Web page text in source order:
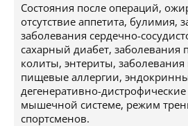
Состояния после операций,
отсутствие аппетита, булимия,
заболевания сердечно-
сахарный диабет, заболевания
колиты, энтериты,
пищевые аллергии,
дегенеративно-
мышечной системе, режим
спортсменов.